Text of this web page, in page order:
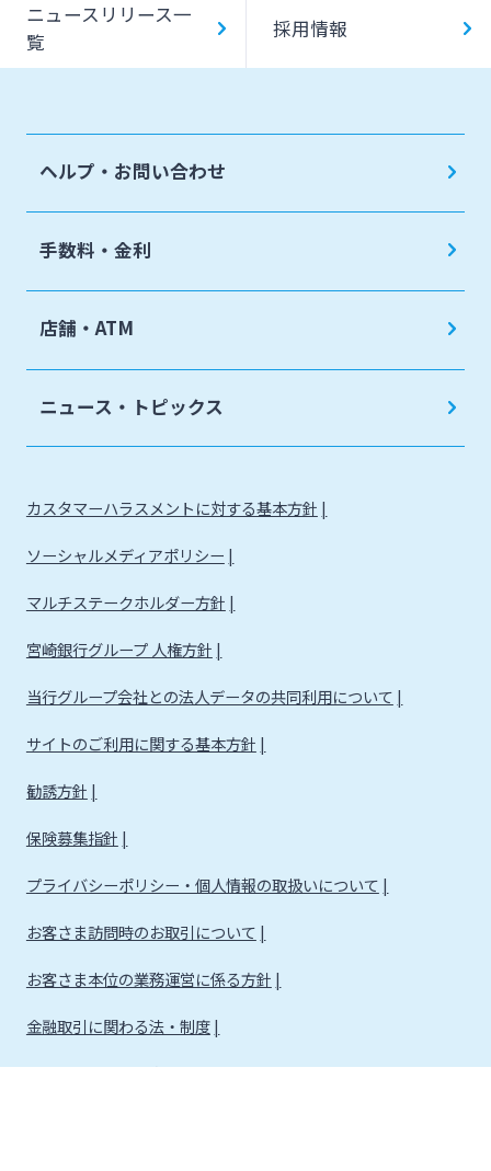
ニュースリリース一
覧
採用情報
ヘルプ・お問い合わせ
手数料・金利
店舗・ATM
ニュース・トピックス
カスタマーハラスメントに対する基本方針
ソーシャルメディアポリシー
マルチステークホルダー方針
宮崎銀行グループ 人権方針
当行グループ会社との法人データの共同利用について
サイトのご利用に関する基本方針
勧誘方針
保険募集指針
プライバシーポリシー・個人情報の取扱いについて
お客さま訪問時のお取引について
お客さま本位の業務運営に係る方針
金融取引に関わる法・制度
金融取引に関わる方針